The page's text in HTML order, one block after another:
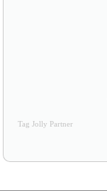
Tag Jolly Partner